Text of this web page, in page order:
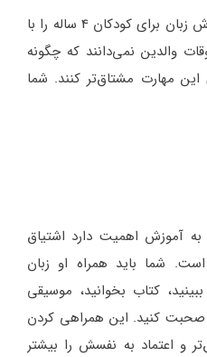
در قسمت قبل تکنیک‌های آموزش زبان برای کودکان 4 ساله را با
والدین نمی‌دانند که چگونه
مهارت مشتاق‌تر کنند. شما
به آموزش اهمیت دارد اشتیاق
شما باید همراه او زبان
کتاب بخوانید، موسیقی
کنید. این همراهی کردن
و اعتماد به نفسش را بیشتر